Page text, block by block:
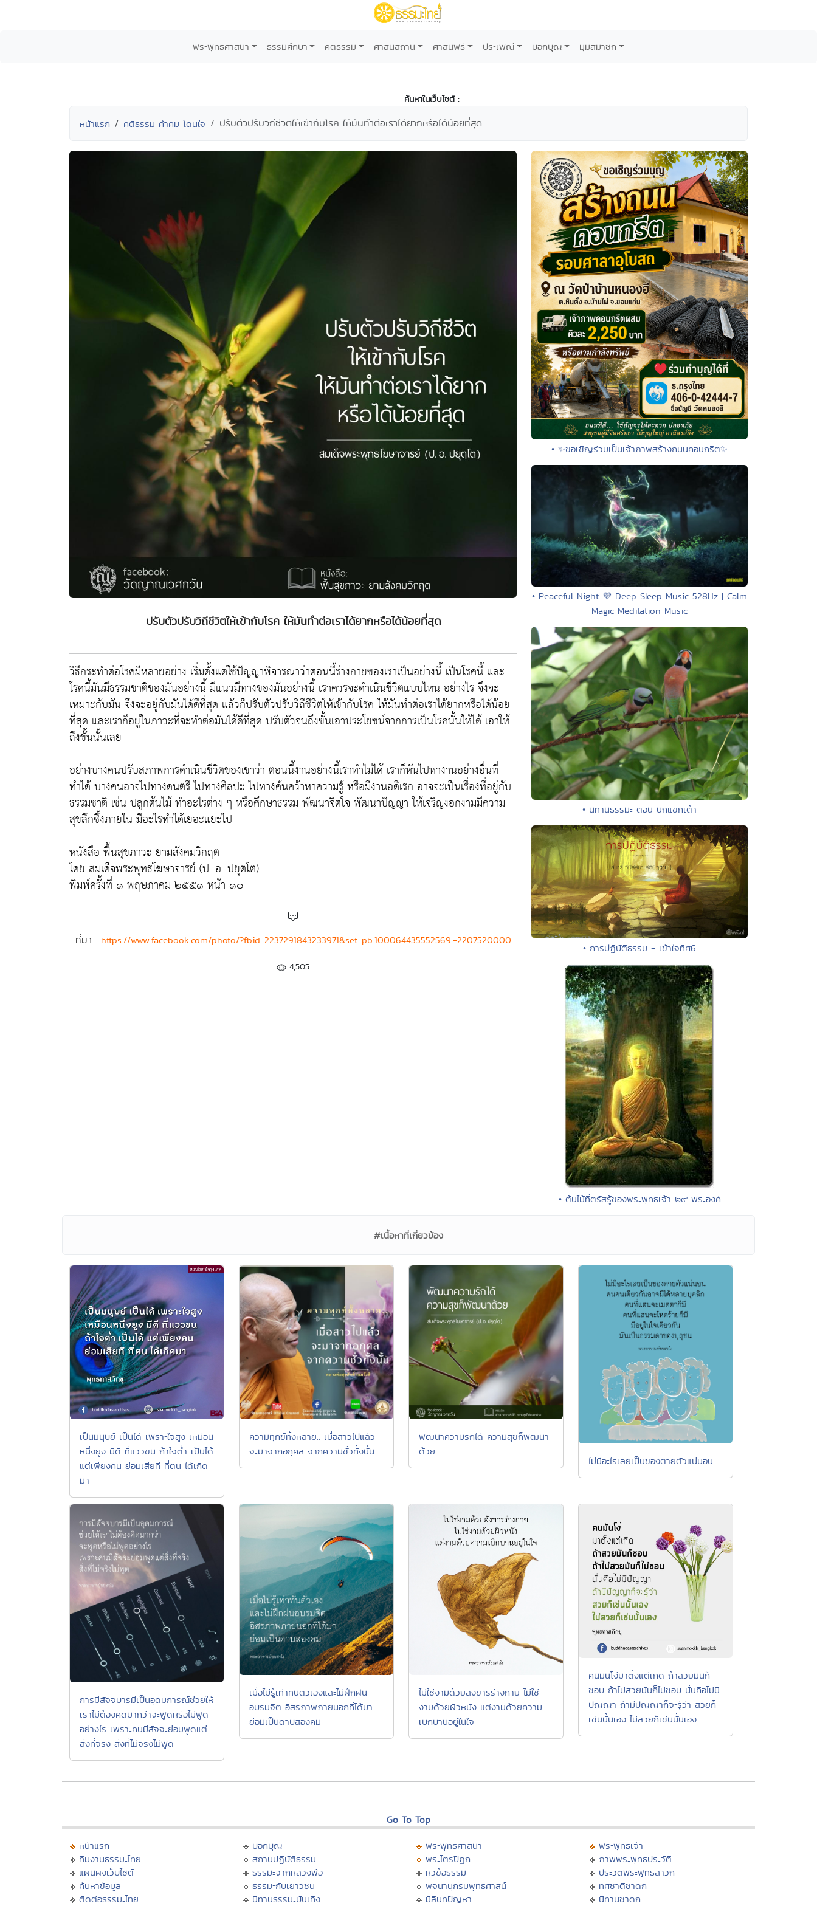
พระพุทธศาสนา ธรรมศึกษา คติธรรม ศาสนสถาน ศาสนพิธี ประเพณี บอกบุญ มุมสมาชิก
ค้นหาในเว็บไซต์ :
หน้าแรก คติธรรม คำคม โดนใจ ปรับตัวปรับวิถีชีวิตให้เข้ากับโรค ให้มันทำต่อเราได้ยากหรือได้น้อยที่สุด
ปรับตัวปรับวิถีชีวิตให้เข้ากับโรค ให้มันทำต่อเราได้ยากหรือได้น้อยที่สุด
วิธีกระทำต่อโรคมีหลายอย่าง เริ่มตั้งแต่ใช้ปัญญาพิจารณาว่าตอนนี้ร่างกายของเราเป็นอย่างนี้ เป็นโรคนี้ และ
โรคนี้มันมีธรรมชาติของมันอย่างนี้ มีแนวมีทางของมันอย่างนี้ เราควรจะดำเนินชีวิตแบบไหน อย่างไร จึงจะ
เหมาะกับมัน จึงจะอยู่กับมันได้ดีที่สุด แล้วก็ปรับตัวปรับวิถีชีวิตให้เข้ากับโรค ให้มันทำต่อเราได้ยากหรือได้น้อย
ที่สุด และเราก็อยู่ในภาวะที่จะทำต่อมันได้ดีที่สุด ปรับตัวจนถึงขั้นเอาประโยชน์จากการเป็นโรคนั้นให้ได้ เอาให้
ถึงขั้นนั้นเลย
อย่างบางคนปรับสภาพการดำเนินชีวิตของเขาว่า ตอนนี้งานอย่างนี้เราทำไม่ได้ เราก็หันไปหางานอย่างอื่นที่
ทำได้ บางคนอาจไปทางดนตรี ไปทางศิลปะ ไปทางค้นคว้าหาความรู้ หรือมีงานอดิเรก อาจจะเป็นเรื่องที่อยู่กับ
ธรรมชาติ เช่น ปลูกต้นไม้ ทำอะไรต่าง ๆ หรือศึกษาธรรม พัฒนาจิตใจ พัฒนาปัญญา ให้เจริญงอกงามมีความ
สุขลึกซึ้งภายใน มีอะไรทำได้เยอะแยะไป
หนังสือ ฟื้นสุขภาวะ ยามสังคมวิกฤต
โดย สมเด็จพระพุทธโฆษาจารย์ (ป. อ. ปยุตฺโต)
พิมพ์ครั้งที่ ๑ พฤษภาคม ๒๕๕๑ หน้า ๑๐
ที่มา : https://www.facebook.com/photo/?fbid=2237291843233971&set=pb.100064435552569.-2207520000
4,505
• ✨ขอเชิญร่วมเป็นเจ้าภาพสร้างถนนคอนกรีต✨
• Peaceful Night 💜 Deep Sleep Music 528Hz | Calm
Magic Meditation Music
• นิทานธรรมะ ตอน นกแขกเต้า
• การปฏิบัติธรรม - เข้าใจทิศ6
• ต้นไม้ที่ตรัสรู้ของพระพุทธเจ้า ๒๙ พระองค์
#เนื้อหาที่เกี่ยวข้อง
เป็นมนุษย์ เป็นได้ เพราะใจสูง เหมือน
หนึ่งยูง มีดี ที่แววขน ถ้าใจต่ำ เป็นได้
แต่เพียงคน ย่อมเสียที ที่ตน ได้เกิด
มา
ความทุกข์ทั้งหลาย.. เมื่อสาวไปแล้ว
จะมาจากอกุศล จากความชั่วทั้งนั้น
พัฒนาความรักได้ ความสุขก็พัฒนา
ด้วย
ไม่มีอะไรเลยเป็นของตายตัวแน่นอน...
การมีสัจจบารมีเป็นอุดมการณ์ช่วยให้
เราไม่ต้องคิดมากว่าจะพูดหรือไม่พูด
อย่างไร เพราะคนมีสัจจะย่อมพูดแต่
สิ่งที่จริง สิ่งที่ไม่จริงไม่พูด
เมื่อไม่รู้เท่าทันตัวเองและไม่ฝึกฝน
อบรมจิต อิสรภาพภายนอกที่ได้มา
ย่อมเป็นดาบสองคม
ไม่ใช่งามด้วยสังขารร่างกาย ไม่ใช่
งามด้วยผิวหนัง แต่งามด้วยความ
เบิกบานอยู่ในใจ
คนมันโง่มาตั้งแต่เกิด ถ้าสวยมันก็
ชอบ ถ้าไม่สวยมันก็ไม่ชอบ นั่นคือไม่มี
ปัญญา ถ้ามีปัญญาก็จะรู้ว่า สวยก็
เช่นนั้นเอง ไม่สวยก็เช่นนั้นเอง
Go To Top
หน้าแรก
ทีมงานธรรมะไทย
แผนผังเว็บไซต์
ค้นหาข้อมูล
ติดต่อธรรมะไทย
บอกบุญ
สถานปฏิบัติธรรม
ธรรมะจากหลวงพ่อ
ธรรมะกับเยาวชน
นิทานธรรมะบันเทิง
พระพุทธศาสนา
พระไตรปิฏก
หัวข้อธรรม
พจนานุกรมพุทธศาสน์
มิลินทปัญหา
พระพุทธเจ้า
ภาพพระพุทธประวัติ
ประวัติพระพุทธสาวก
ทศชาติชาดก
นิทานชาดก